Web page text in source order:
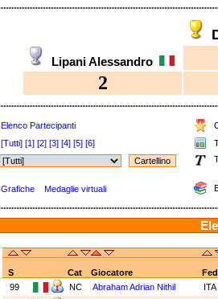
Lipani Alessandro
2
Elenco Partecipanti
[Tutti] [1] [2] [3] [4] [5] [6]
Grafiche Medaglie virtuali
S Cat Giocatore
Fed
99
NC Abraham Adrian Nithil
ITA